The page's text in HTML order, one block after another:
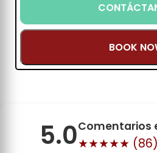
BOOK
5.0Comentarios
★★★★★ (86)